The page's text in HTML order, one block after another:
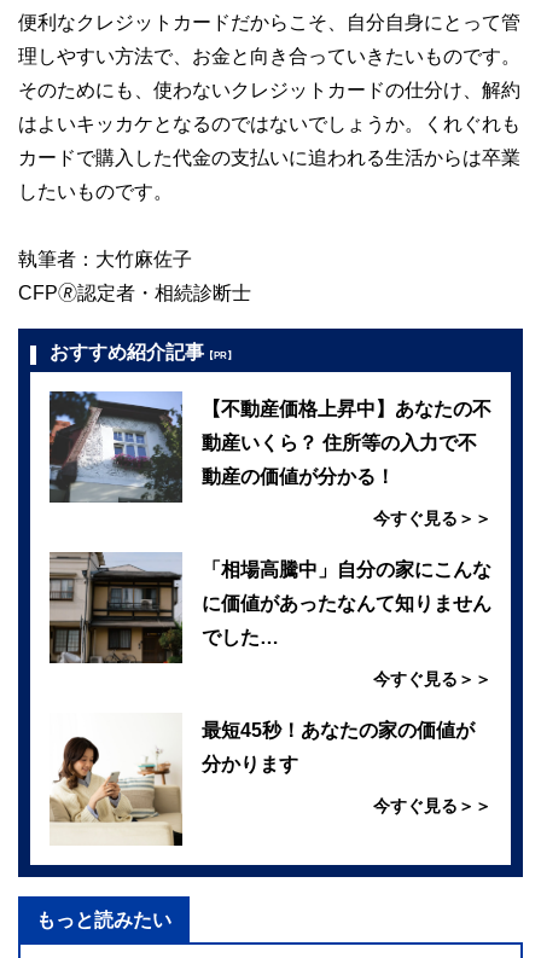
便利なクレジットカードだからこそ、自分自身にとって管
理しやすい方法で、お金と向き合っていきたいものです。
そのためにも、使わないクレジットカードの仕分け、解約
はよいキッカケとなるのではないでしょうか。くれぐれも
カードで購入した代金の支払いに追われる生活からは卒業
したいものです。
執筆者：大竹麻佐子
CFP🄬認定者・相続診断士
おすすめ紹介記事 【PR】
【不動産価格上昇中】あなたの不
動産いくら？ 住所等の入力で不
動産の価値が分かる！
今すぐ見る＞＞
「相場高騰中」自分の家にこんな
に価値があったなんて知りません
でした…
今すぐ見る＞＞
最短45秒！あなたの家の価値が
分かります
今すぐ見る＞＞
もっと読みたい